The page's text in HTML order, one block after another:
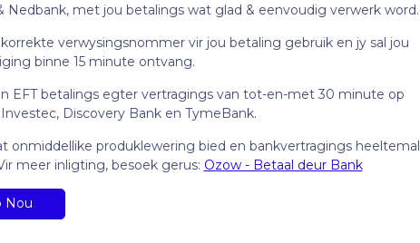
Nedbank, met jou betalings wat glad & eenvoudig verwerk word.
verwysingsnommer vir jou betaling gebruik en jy sal jou
binne 15 minute ontvang.
EFT betalings egter vertragings van tot-en-met 30 minute op
Discovery Bank en TymeBank.
onmiddellike produklewering bied en bankvertragings heeltemal
meer inligting, besoek gerus: Ozow - Betaal deur Bank
Nou